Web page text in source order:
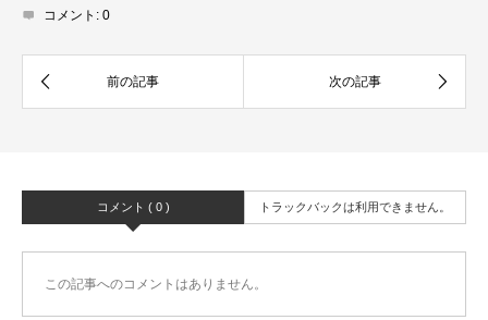
コメント: 0
コメント ( 0 ) トラックバックは利用できません。
この記事へのコメントはありません。